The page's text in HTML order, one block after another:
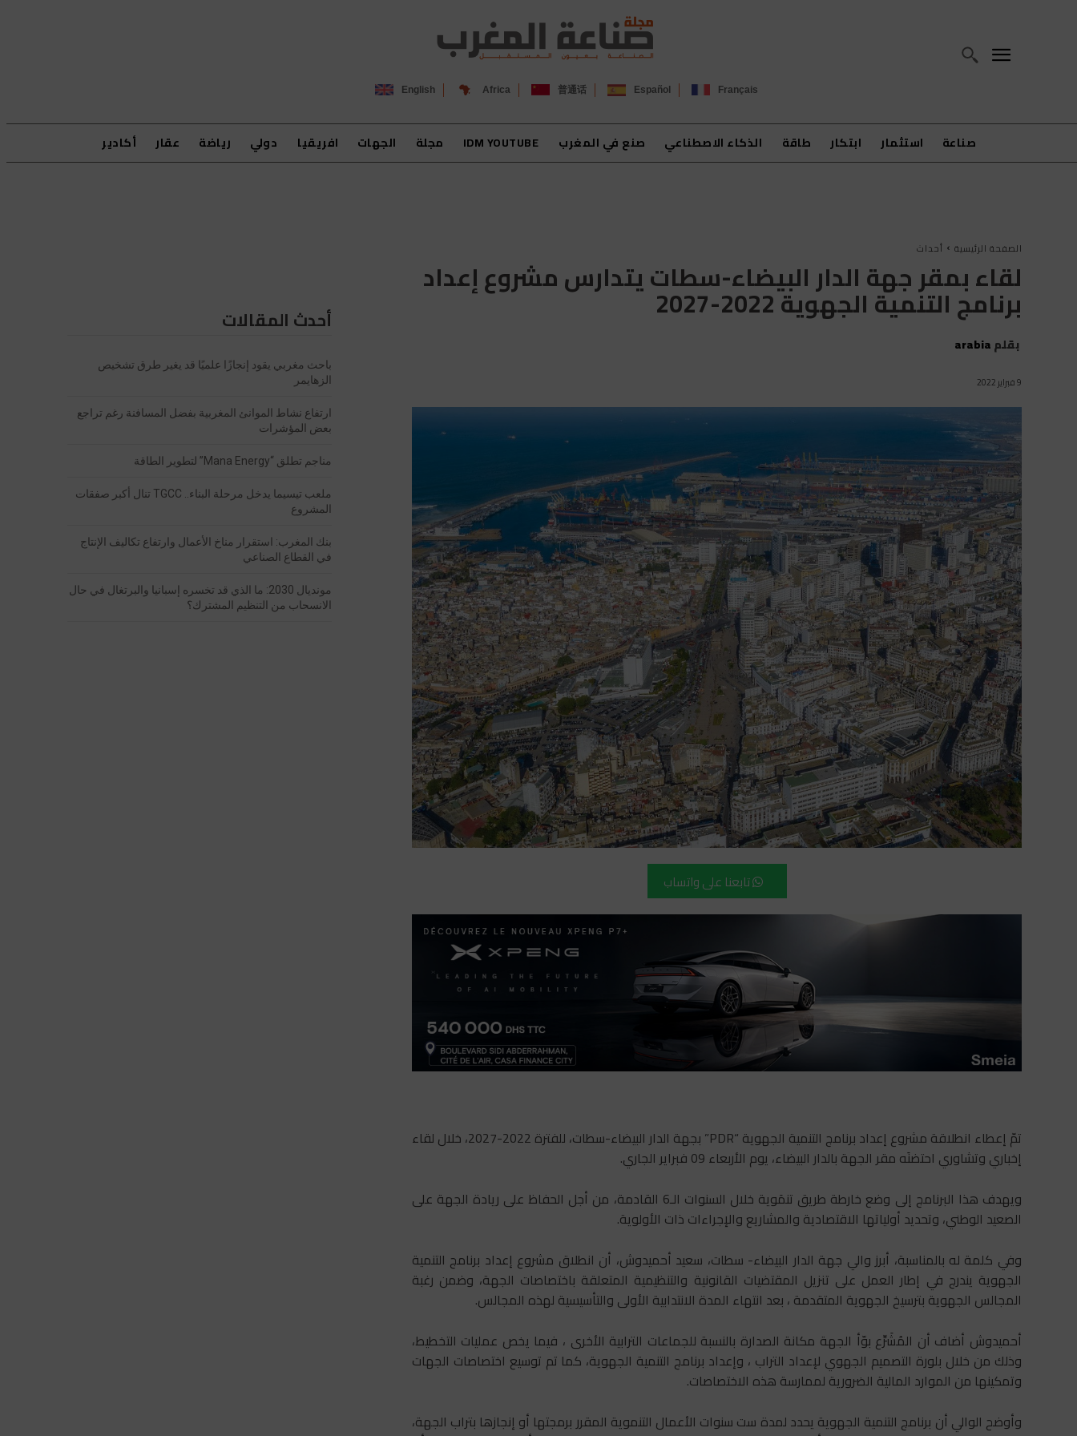
Français
Español
普通话
Africa
English
صناعة استثمار ابتكار طاقة الذكاء الاصطناعي صنع في المغرب IDM YOUTUBE مجلة الجهات افريقيا دولي رياضة عقار أكادير
الصفحة الرئيسية أحداث
أحدث المقالات
باحث مغربي يقود إنجازًا علميًا قد يغير طرق تشخيص
الزهايمر
ارتفاع نشاط الموانئ المغربية بفضل المسافنة رغم تراجع
بعض المؤشرات
مناجم تطلق “Mana Energy” لتطوير الطاقة
ملعب تيسيما يدخل مرحلة البناء.. TGCC تنال أكبر صفقات
المشروع
بنك المغرب: استقرار مناخ الأعمال وارتفاع تكاليف الإنتاج
في القطاع الصناعي
مونديال 2030: ما الذي قد تخسره إسبانيا والبرتغال في حال
الانسحاب من التنظيم المشترك؟
لقاء بمقر جهة الدار البيضاء-سطات يتدارس مشروع إعداد
برنامج التنمية الجهوية 2022-2027
بقلمarabia
9 فبراير 2022
تابعنا على واتساب
تمّ إعطاء انطلاقة مشروع إعداد برنامج التنمية الجهوية “PDR” بجهة الدار البيضاء-سطات، للفترة 2022-2027، خلال لقاء
إخباري وتشاوري احتضنَه مقر الجهة بالدار البيضاء، يوم الأربعاء 09 فبراير الجاري.
ويهدف هذا البرنامج إلى وضع خارطة طريق تنمَوية خلال السنوات الـ6 القادمة، من أجل الحفاظ على ريادة الجهة على
الصعيد الوطني، وتحديد أولياتها الاقتصادية والمشاريع والإجراءات ذات الأولوية.
وفي كلمة له بالمناسبة، أبرز والي جهة الدار البيضاء- سطات، سعيد أحميدوش، أن انطلاق مشروع إعداد برنامج التنمية
الجهوية يندرج في إطار العمل على تنزيل المقتضيات القانونية والتنظيمية المتعلقة باختصاصات الجهة، وضمن رغبة
المجالس الجهوية بترسيخ الجهوية المتقدمة ، بعد انتهاء المدة الانتدابية الأولى والتأسيسية لهذه المجالس.
أحميدوش أضاف أن المُشَرِّع بوّأ الجهة مكانة الصدارة بالنسبة للجماعات الترابية الأخرى ، فيما يخص عمليات التخطيط،
وذلك من خلال بلورة التصميم الجهوي لإعداد التراب ، وإعداد برنامج التنمية الجهوية، كما تم توسيع اختصاصات الجهات
وتمكينها من الموارد المالية الضرورية لممارسة هذه الاختصاصات.
وأوضح الوالي أن برنامج التنمية الجهوية يحدد لمدة ست سنوات الأعمال التنموية المقرر برمجتها أو إنجازها بتراب الجهة،